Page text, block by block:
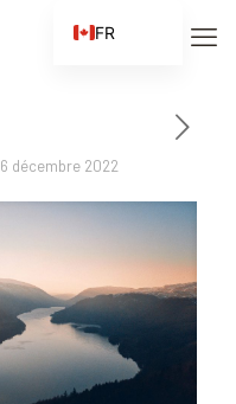
6 décembre 2022
FR